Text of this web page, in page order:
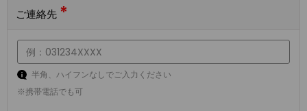
ご連絡先 *
半角、ハイフンなしでご入力ください
※携帯電話でも可